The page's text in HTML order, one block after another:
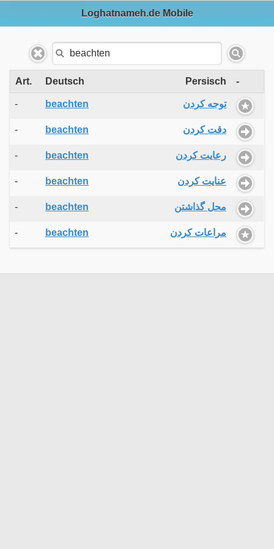
Loghatnameh.de Mobile
Art. Deutsch Persisch -
- beachten توجه کردن
- beachten دقت کردن
- beachten رعایت کردن
- beachten عنایت کردن
- beachten محل گذاشتن
- beachten مراعات کردن